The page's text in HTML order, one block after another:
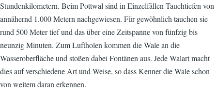
Stundenkilometern. Beim Pottwal sind in Einzelfällen Tauchtiefen von
annähernd 1.000 Metern nachgewiesen. Für gewöhnlich tauchen sie
rund 500 Meter tief und das über eine Zeitspanne von fünfzig bis
neunzig Minuten. Zum Luftholen kommen die Wale an die
Wasseroberfläche und stoßen dabei Fontänen aus. Jede Walart macht
dies auf verschiedene Art und Weise, so dass Kenner die Wale schon
von weitem daran erkennen.